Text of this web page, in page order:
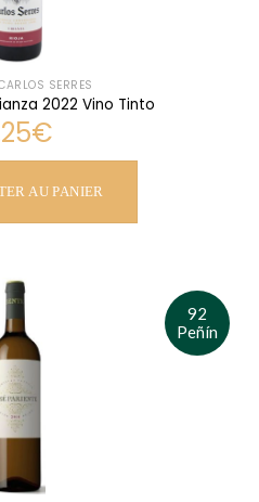
SERRES
2022 Vino Tinto
€
AU PANIER
92
Peñín